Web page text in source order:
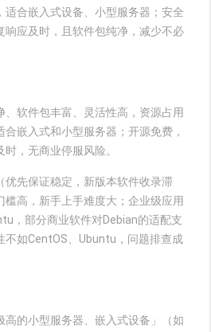
适合嵌入式设备、小型服务器；安全
响应及时，且软件包纯净，减少不必
、软件包丰富、灵活性高，资源占用
嵌入式和小型服务器；开源免费，
，无商业停服风险。
优先保证稳定，新版本软件收录滞
槛高，新手上手难度大；企业级应用
，部分商业软件对Debian的适配支
不如CentOS、Ubuntu，问题排查成
高的小型服务器、嵌入式设备」（如